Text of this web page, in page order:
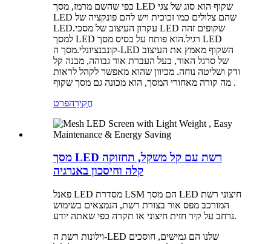
כפי שהשם מרמז, מסך LED שקוף הוא סוג של צגי
LED שהם צלולים כמו זכוכית ויש להם פונקציה של
LED.עקרון העיצוב של מסכי LED שקופים זהה
למסך LED רגיל.הוא פותח על בסיס מסך LED
קונבנציונלי.מסך ה-LED השקוף מאמץ את העיצוב
של סרגל האור, בעל העברת אור גבוהה, מבנה קל
ודק ושליטה נוחה. מכיוון שהוא מאפשר לקהל לראות
מה קורה מאחורי המסך, הוא מכונה גם מסך שקוף .
חֲקִירָהפרט
מסך LED רשת עם קל משקל, תחזוקה
קלה וחיסכון באנרגיה
פאנל LED מסדרת LSM הם מסך LED חיצוני רשת
המורכב מפס אור בצורת רשת, הנמצאים בשימוש
נרחב על קיר חזית חיצוני או תקרה כפי שאתה יודע.
וילונות רשת ה-LED שלנו הם גמישים, חוסכים